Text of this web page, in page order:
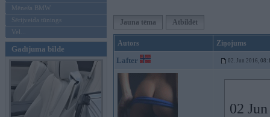
Mēneša BMW
Sērijveida tūnings
Vel...
Gadījuma bilde
Jauna tēma Atbildēt
Autors Ziņojums
Lafter 02. Jun 2016,
02